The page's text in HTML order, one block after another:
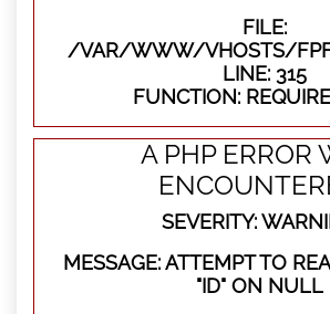
FILE:
/VAR/WWW/VHOSTS/
LINE: 315
FUNCTION:
A PHP ERROR
SEVERITY:
MESSAGE: ATTEMPT TO
"ID" ON NULL